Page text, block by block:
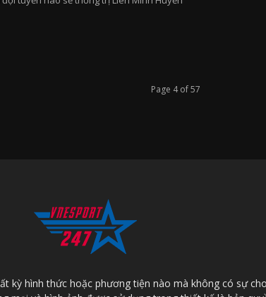
Page 4 of 57
kỳ hình thức hoặc phương tiện nào mà không có sự